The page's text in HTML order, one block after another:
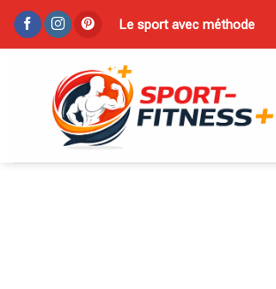
Skip
Le sport avec méthode